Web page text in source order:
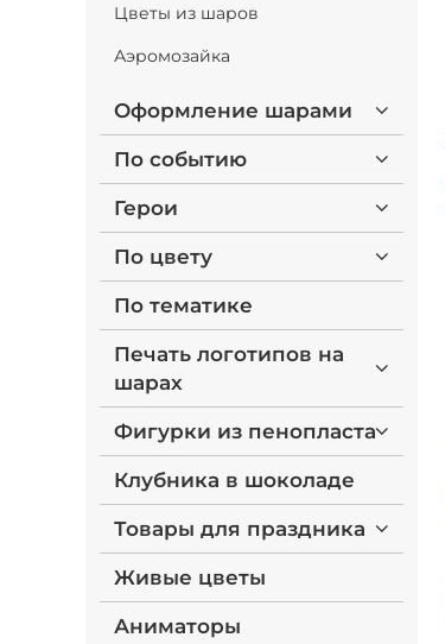
Цветы из шаров
Аэромозайка
Оформление шарами
По событию
Герои
По цвету
По тематике
Печать логотипов на
шарах
Фигурки из пенопласта
Клубника в шоколаде
Товары для праздника
Живые цветы
Аниматоры